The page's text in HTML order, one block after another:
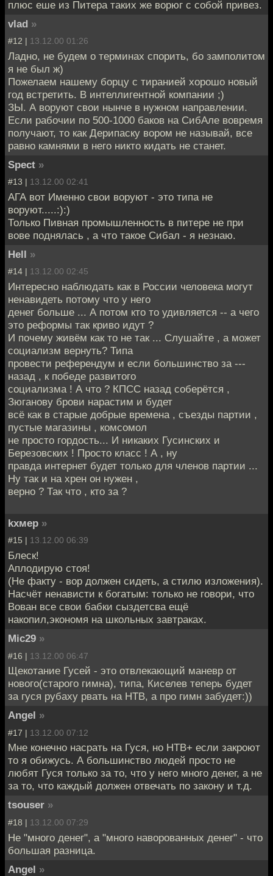
плюс еше из Питера таких же ворюг с собой привез.
vlad »
#12 | 13.12.00 01:26
Ладно, не будем о терминах спорить, бо замполитом
я не был ж)
Пожелаем нашему борцу с тиранией хорошо новый
год встретить. В интеллигентной компании ;)
ЗЫ. А воруют свои нынче в нужном направлении.
Если рабочии по 500-1000 баков на СибАле вовремя
получают, то как Дерипаску вором не называй, все
равно камнями в него никто кидать не станет.
Spect »
#13 | 13.12.00 02:41
АГА вот Именно свои воруют - это типа не
воруют.....:):)
Только Пивная промышленность в питере не при
вове поднялась , а что такое Сибал - я незнаю.
Hell »
#14 | 13.12.00 02:45
Интересно наблюдать как в России человека могут
ненавидеть потому что у него
денег больше ... А потом кто то удивляется -- а чего
это реформы так криво идут ?
И почему живём как то не так ... Слушайте , а может
социализм вернуть? Типа
провести референдум и если большинство за ---
назад , к победе развитого
социализма ! А что ? КПСС назад соберётся ,
Зюганову брови нарастим и будет
всё как в старые добрые времена , съезды партии ,
пустые магазины , комсомол
не просто гордость... И никаких Гусинских и
Березовских ! Просто класс ! А , ну
правда интернет будет только для членов партии ...
Ну так и на хрен он нужен ,
верно ? Так что , кто за ?
kxмep »
#15 | 13.12.00 06:39
Блеск!
Аплодирую стоя!
(Не факту - вор должен сидеть, а стилю изложения).
Насчёт ненависти к богатым: только не говори, что
Вован все свои бабки сыздетсва ещё
накопил,экономя на школьных завтраках.
Mic29 »
#16 | 13.12.00 06:47
Щекотание Гусей - это отвлекающий маневр от
нового(старого гимна), типа, Киселев теперь будет
за гуся рубаху рвать на НТВ, а про гимн забудет:))
Angel »
#17 | 13.12.00 07:12
Мне конечно насрать на Гуся, но НТВ+ если закроют
то я обижусь. А большинство людей просто не
любят Гуся только за то, что у него много денег, а не
за то, что каждый должен отвечать по закону и т.д.
tsouser »
#18 | 13.12.00 07:29
Не "много денег", а "много наворованных денег" - что
большая разница.
Angel »